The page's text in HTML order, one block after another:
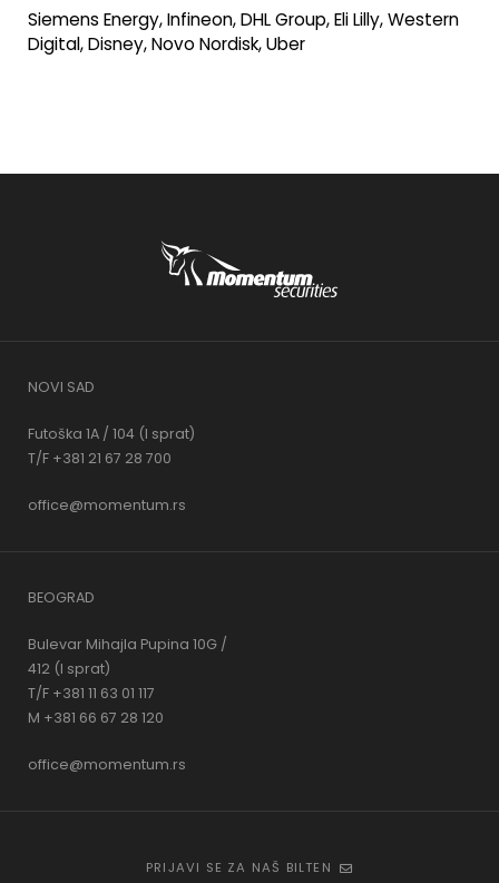
Siemens Energy, Infineon, DHL Group, Eli Lilly, Western
Digital, Disney, Novo Nordisk, Uber
NOVI SAD
Futoška 1A / 104 (I sprat)
T/F +381 21 67 28 700
office@momentum.rs
BEOGRAD
Bulevar Mihajla Pupina 10G /
412 (I sprat)
T/F +381 11 63 01 117
M +381 66 67 28 120
office@momentum.rs
PRIJAVI SE ZA NAŠ BILTEN